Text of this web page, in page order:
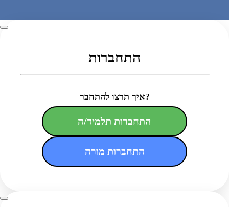
התחברות
איך תרצו להתחבר?
התחברות תלמיד/ה
התחברות מורה